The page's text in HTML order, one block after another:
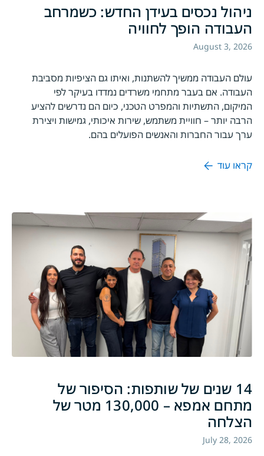
ניהול נכסים בעידן החדש: כשמרחב
העבודה הופך לחוויה
August 3, 2026
עולם העבודה ממשיך להשתנות, ואיתו גם הציפיות מסביבת
העבודה. אם בעבר מתחמי משרדים נמדדו בעיקר לפי
המיקום, התשתיות והמפרט הטכני, כיום הם נדרשים להציע
הרבה יותר – חוויית משתמש, שירות איכותי, גמישות ויצירת
ערך עבור החברות והאנשים הפועלים בהם.
קראו עוד
14 שנים של שותפות: הסיפור של
מתחם אמפא – 130,000 מטר של
הצלחה
July 28, 2026